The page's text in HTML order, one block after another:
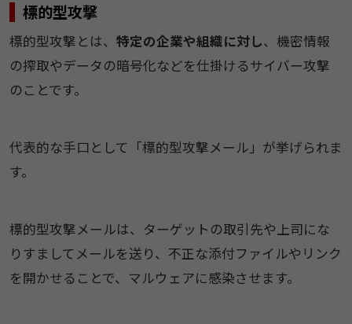
標的型攻撃
標的型攻撃とは、 特定の企業や組織に対し、機密情報
の搾取やデータの暗号化などを仕掛けるサイバー攻撃
のことです。
代表的な手口として「標的型攻撃メール」が挙げられま
す。
標的型攻撃メールは、ターゲットの取引先や上司にな
りすましてメールを送り、不正な添付ファイルやリンク
を開かせることで、マルウェアに感染させます。